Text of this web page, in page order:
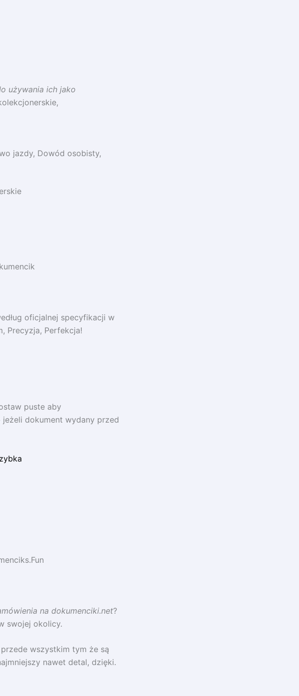
używania ich jako
jazdy, Dowód osobisty,
oficjalnej specyfikacji w
Precyzja, Perfekcja!
puste aby
dokument wydany przed
na dokumenciki.net?
swojej okolicy.
wszystkim tym że są
nawet detal, dzięki.